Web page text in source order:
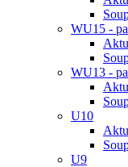
WU15 -
WU13 -
U10
U9